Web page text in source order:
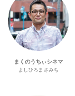
まくのうちぃシネマ
よしひろまさみち